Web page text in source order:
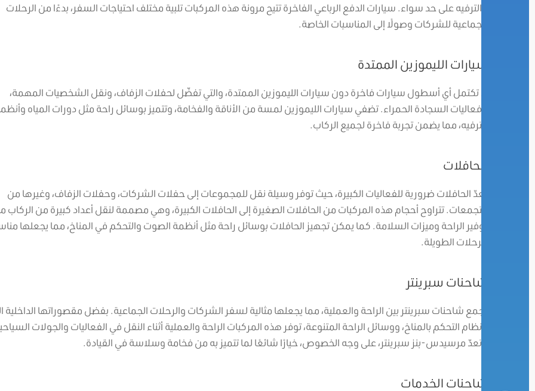
والترفيه على حد سواء. سيارات الدفع الرباعي الفاخرة تتيح مرونة هذه المركبات تلبية مختلف احتياجات السفر، بدءًا من الرحلات
الجماعية للشركات وصولًا إلى المناسبات الخاصة.
سيارات الليموزين الممتدة
لا تكتمل أي أسطول سيارات فاخرة دون سيارات الليموزين الممتدة، والتي تفضّل لحفلات الزفاف، ونقل الشخصيات المهمة،
وفعاليات السجادة الحمراء. تضفي سيارات الليموزين لمسة من الأناقة والفخامة، وتتميز بوسائل راحة مثل دورات المياه
الترفيه، مما يضمن تجربة فاخرة لجميع الركاب.
الحافلات
تعدّ الحافلات ضرورية للفعاليات الكبيرة، حيث توفر وسيلة نقل للمجموعات إلى حفلات الشركات، وحفلات الزفاف، وغيرها من
التجمعات. تتراوح أحجام هذه المركبات من الحافلات الصغيرة إلى الحافلات الكبيرة، وهي مصممة لنقل أعداد كبيرة من الركاب
توفير الراحة وميزات السلامة. كما يمكن تجهيز الحافلات بوسائل راحة مثل أنظمة الصوت والتحكم في المناخ، مما يجعلها
للرحلات الطويلة.
شاحنات سبرينتر
تجمع شاحنات سبرينتر بين الراحة والعملية، مما يجعلها مثالية لسفر الشركات والرحلات الجماعية. بفضل مقصوراتها الداخلية
ونظام التحكم بالمناخ، ووسائل الراحة المتنوعة، توفر هذه المركبات الراحة والعملية أثناء النقل في الفعاليات والجولات
وتعدّ مرسيدس-بنز سبرينتر، على وجه الخصوص، خيارًا شائعًا لما تتميز به من فخامة وسلاسة في القيادة.
شاحنات الخدمات